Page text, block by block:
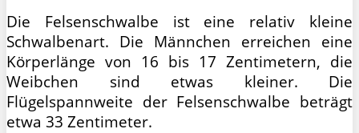
Die Felsenschwalbe ist eine relativ kleine
Schwalbenart. Die Männchen erreichen eine
Körperlänge von 16 bis 17 Zentimetern, die
Weibchen sind etwas kleiner. Die
Flügelspannweite der Felsenschwalbe beträgt
etwa 33 Zentimeter.